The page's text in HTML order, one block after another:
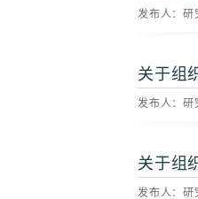
发布人：
关于组
发布人：
关于组
发布人：